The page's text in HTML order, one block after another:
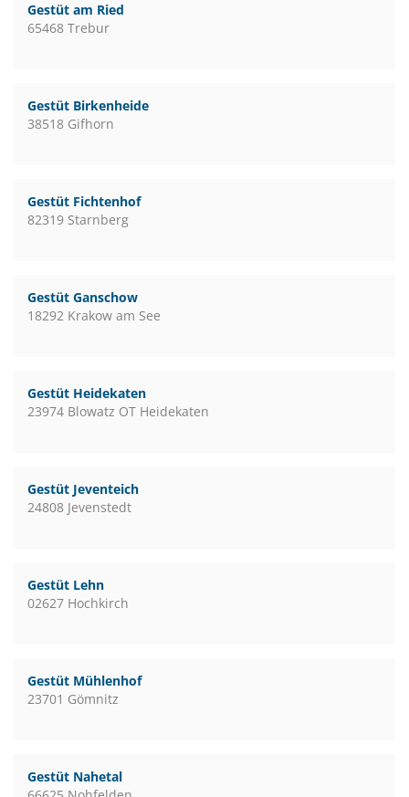
Gestüt am Ried
65468 Trebur
Gestüt Birkenheide
38518 Gifhorn
Gestüt Fichtenhof
82319 Starnberg
Gestüt Ganschow
18292 Krakow am See
Gestüt Heidekaten
23974 Blowatz OT Heidekaten
Gestüt Jeventeich
24808 Jevenstedt
Gestüt Lehn
02627 Hochkirch
Gestüt Mühlenhof
23701 Gömnitz
Gestüt Nahetal